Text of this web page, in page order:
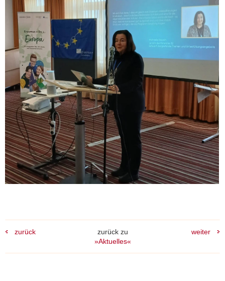
zurück
zurück zu
»Aktuelles«
weiter